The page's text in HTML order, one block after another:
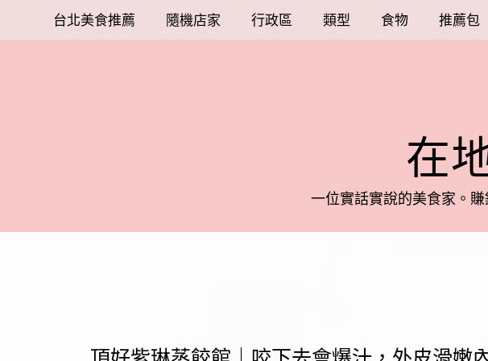
台北美食推薦 隨機店家 行政區 類型 食物 推薦包
在
一位實話實說的美食家。